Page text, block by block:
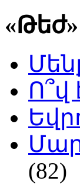
Ո՞վ
(82)